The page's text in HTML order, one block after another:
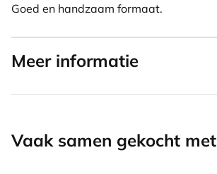
Goed en handzaam formaat.
Meer informatie
Vaak samen gekocht met